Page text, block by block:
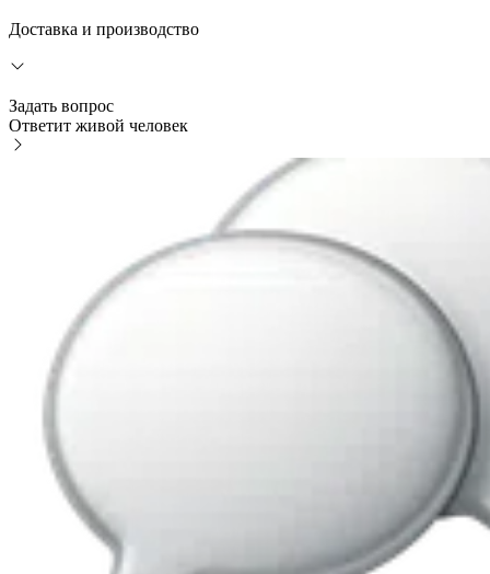
Доставка и производство
Задать вопрос
Ответит живой человек